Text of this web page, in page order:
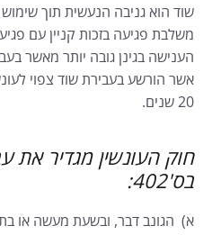
שוד הוא גניבה הנעשית תוך
משלבת פגיעה בזכות קניין עם
הענישה בגינן גובה יותר מאשר
20 שנים.
חוק העונשין מגדיר את
בס'402:
א) הגונב דבר, ובשעת מעשה או